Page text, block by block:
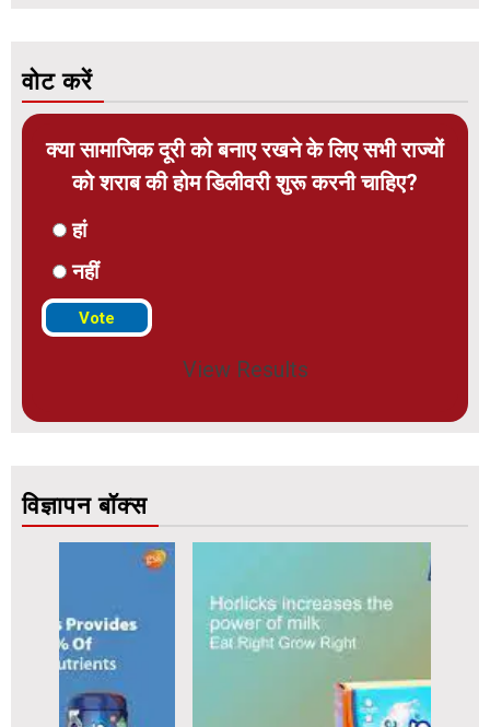
वोट करें
क्या सामाजिक दूरी को बनाए रखने के लिए सभी राज्यों
को शराब की होम डिलीवरी शुरू करनी चाहिए?
हां
नहीं
View Results
विज्ञापन बॉक्स